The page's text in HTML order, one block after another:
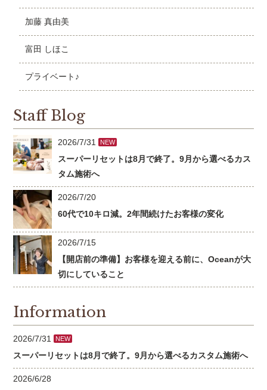
加藤 真由美
富田 しほこ
プライベート♪
Staff Blog
2026/7/31 NEW
スーパーリセットは8月で終了。9月から選べるカス
タム施術へ
2026/7/20
60代で10キロ減。2年間続けたお客様の変化
2026/7/15
【開店前の準備】お客様を迎える前に、Oceanが大
切にしていること
Information
2026/7/31 NEW
スーパーリセットは8月で終了。9月から選べるカスタム施術へ
2026/6/28